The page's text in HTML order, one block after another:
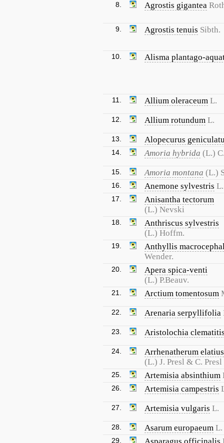
8. Agrostis gigantea
9. Agrostis tenuis Sibth.
10. Alisma plantago-
11. Allium oleraceum L.
12. Allium rotundum L.
13. Alopecurus
14. Amoria hybrida (L.)
15. Amoria montana (L.)
16. Anemone sylvestris L.
17.
Anisantha tectorum
(L.) Nevski
18.
Anthriscus sylvestris
(L.) Hoffm.
19.
Anthyllis
Wender.
20.
Apera spica-venti
(L.) P.Beauv.
21. Arctium tomentosum
22. Arenaria serpyllifolia
23. Aristolochia
24.
Arrhenatherum elatius
(L.) J. Presl & C. Presl
25. Artemisia absinthium
26. Artemisia campestris
27. Artemisia vulgaris L.
28. Asarum europaeum L.
29.